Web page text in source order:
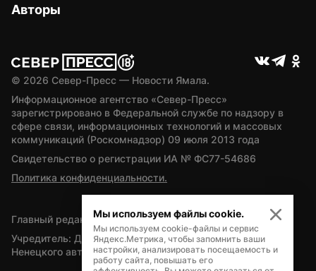
Авторы
© 2026 Север-Пресс — Новости Ямала.
Информационное агентство «Север-Пресс»
зарегистрировано в Федеральной службе по надзору в
сфере связи, информационных технологий и массовых
коммуникаций (Роскомнадзор) 09 июля 2013 года
Свидетельство о регистрации ИА № ФС77-54686
Политика конфиденциальности.
Главный редактор — А.Л. Поздеев
Учредитель: Департамент внутренней политики Ямало-
Ненецкого автономного округа
Мы используем файлы cookie.
Мы используем cookie-файлы и сервис
Яндекс.Метрика, чтобы запомнить ваши
настройки, анализировать посещаемость и
работу сайта, повышать его